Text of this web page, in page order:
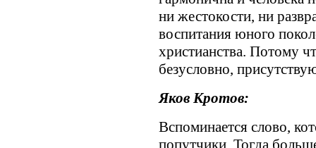
ни жестокости, ни
воспитания юного
христианства. Потому
безусловно,
Яков Кротов:
Вспоминается слово,
попутчики. Тогда